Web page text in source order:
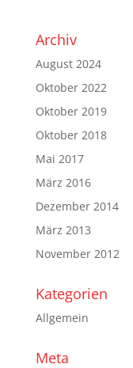
Archiv
August 2024
Oktober 2022
Oktober 2019
Oktober 2018
Mai 2017
März 2016
Dezember 2014
März 2013
November 2012
Kategorien
Allgemein
Meta